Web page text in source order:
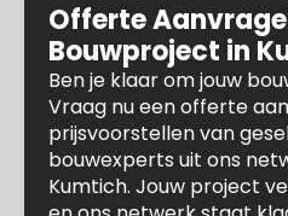
Offerte
Bouwproject in
Ben je klaar om jouw
Vraag nu een offerte
prijsvoorstellen van
bouwexperts uit ons
Kumtich. Jouw project